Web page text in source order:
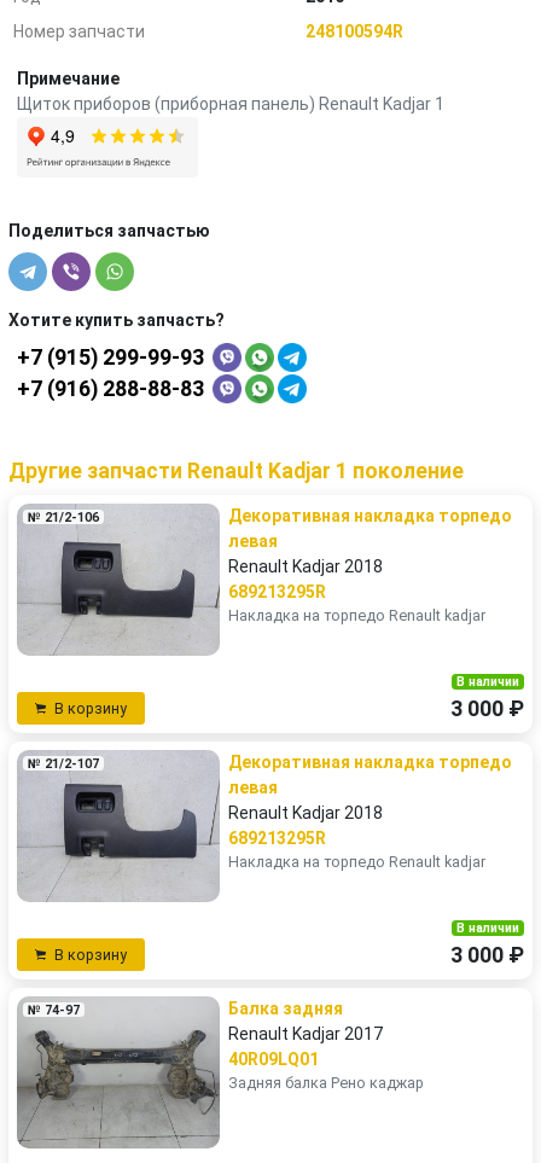
Номер запчасти
248100594R
Примечание
Щиток приборов (приборная панель) Renault Kadjar 1
Поделиться запчастью
Хотите купить запчасть?
+7 (915) 299-99-93
+7 (916) 288-88-83
Другие запчасти Renault Kadjar 1 поколение
№ 21/2-106
Декоративная накладка торпедо
левая
Renault Kadjar 2018
689213295R
Накладка на торпедо Renault kadjar
В корзину
В наличии
3 000 ₽
№ 21/2-107
Декоративная накладка торпедо
левая
Renault Kadjar 2018
689213295R
Накладка на торпедо Renault kadjar
В корзину
В наличии
3 000 ₽
№ 74-97
Балка задняя
Renault Kadjar 2017
40R09LQ01
Задняя балка Рено каджар